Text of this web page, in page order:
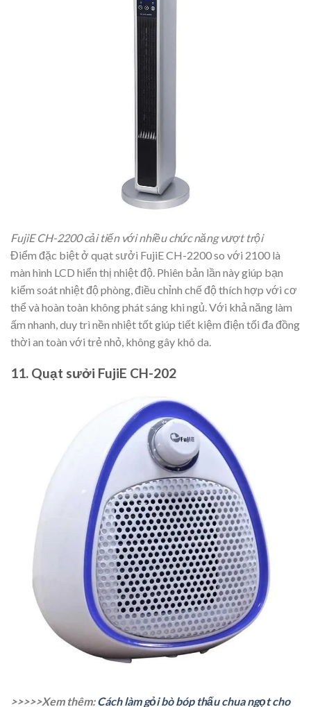
FujiE CH-2200 cải tiến với nhiều chức năng vượt trội
Điểm đặc biệt ở quạt sưởi FujiE CH-2200 so với 2100 là
màn hình LCD hiển thị nhiệt độ. Phiên bản lần này giúp bạn
kiểm soát nhiệt độ phòng, điều chỉnh chế độ thích hợp với cơ
thể và hoàn toàn không phát sáng khi ngủ. Với khả năng làm
ấm nhanh, duy trì nền nhiệt tốt giúp tiết kiệm điện tối đa đồng
thời an toàn với trẻ nhỏ, không gây khô da.
11. Quạt sưởi FujiE CH-202
>>>>>Xem thêm:Cách làm gỏi bò bóp thấu chua ngọt cho